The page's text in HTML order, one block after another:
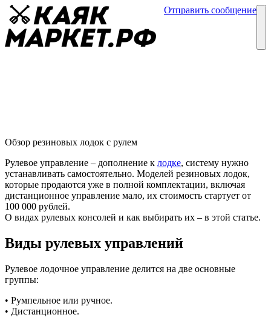
Отправить сообщение
Обзор резиновых лодок с рулем
Рулевое управление – дополнение к лодке, систему нужно
устанавливать самостоятельно. Моделей резиновых лодок,
которые продаются уже в полной комплектации, включая
дистанционное управление мало, их стоимость стартует от
100 000 рублей.
О видах рулевых консолей и как выбирать их – в этой статье.
Виды рулевых управлений
Рулевое лодочное управление делится на две основные
группы:
• Румпельное или ручное.
• Дистанционное.